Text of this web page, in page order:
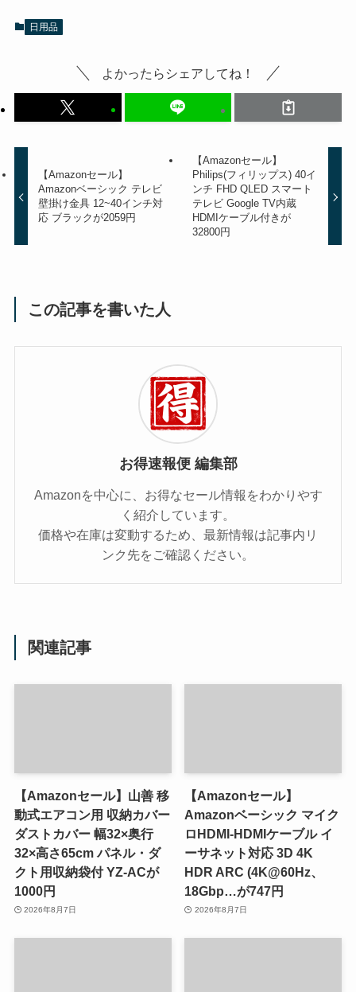
日用品
よかったらシェアしてね！
【Amazonセール】
Amazonベーシック テレビ
壁掛け金具 12~40インチ対
応 ブラックが2059円
【Amazonセール】
Philips(フィリップス) 40イ
ンチ FHD QLED スマート
テレビ Google TV内蔵
HDMIケーブル付きが
32800円
この記事を書いた人
お得速報便 編集部
Amazonを中心に、お得なセール情報をわかりやす
く紹介しています。
価格や在庫は変動するため、最新情報は記事内リ
ンク先をご確認ください。
関連記事
【Amazonセール】山善 移
動式エアコン用 収納カバー
ダストカバー 幅32×奥行
32×高さ65cm パネル・ダ
クト用収納袋付 YZ-ACが
1000円
2026年8月7日
【Amazonセール】
Amazonベーシック マイク
ロHDMI-HDMIケーブル イ
ーサネット対応 3D 4K
HDR ARC (4K@60Hz、
18Gbp…が747円
2026年8月7日